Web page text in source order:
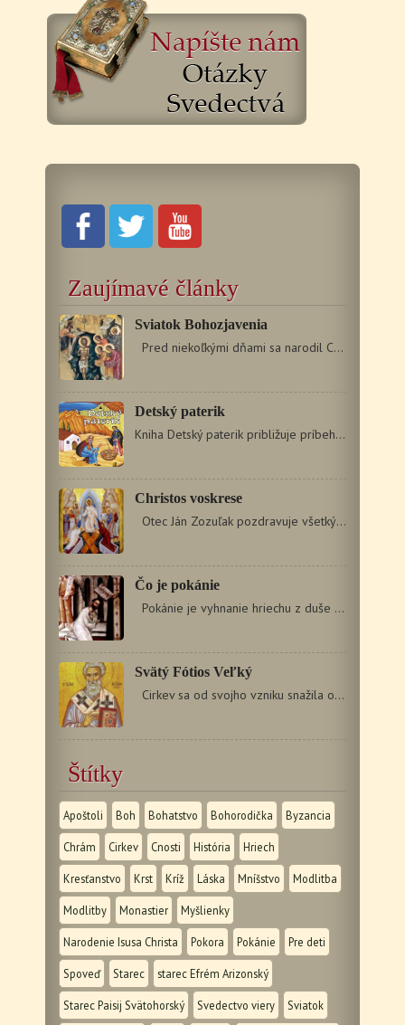
Zaujímavé články
Sviatok Bohozjavenia
Pred niekoľkými dňami sa narodil Christos, ktorý…
Detský paterik
Kniha Detský paterik približuje príbehy otcov púšte z dávnych…
Christos voskrese
Otec Ján Zozuľak pozdravuje všetkých pravoslávnych…
Čo je pokánie
Pokánie je vyhnanie hriechu z duše človeka. Vo svojom…
Svätý Fótios Veľký
Cirkev sa od svojho vzniku snažila osvietiť svetlom…
Štítky
Apoštoli Boh Bohatstvo Bohorodička Byzancia
Chrám Cirkev Cnosti História Hriech
Kresťanstvo Krst Kríž Láska Mníšstvo Modlitba
Modlitby Monastier Myšlienky
Narodenie Isusa Christa Pokora Pokánie Pre deti
Spoveď Starec starec Efrém Arizonský
Starec Paisij Svätohorský Svedectvo viery Sviatok